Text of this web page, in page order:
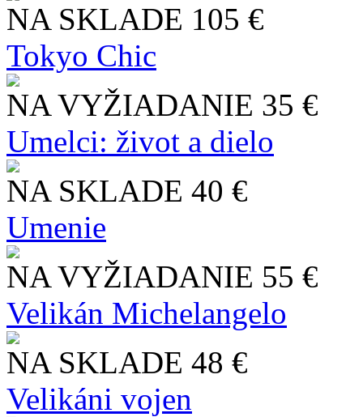
NA SKLADE 105 €
Tokyo Chic
NA VYŽIADANIE 35 €
Umelci: život a dielo
NA SKLADE 40 €
Umenie
NA VYŽIADANIE 55 €
Velikán Michelangelo
NA SKLADE 48 €
Velikáni vojen